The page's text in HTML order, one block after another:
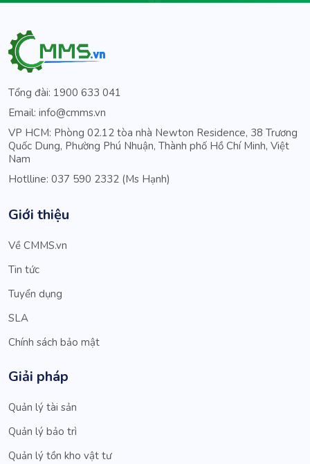
Tổng đài: 1900 633 041
Email: info@cmms.vn
VP HCM: Phòng 02.12 tòa nhà Newton Residence, 38 Trương
Quốc Dung, Phường Phú Nhuận, Thành phố Hồ Chí Minh, Việt
Nam
Hotlline: 037 590 2332 (Ms Hạnh)
Giới thiệu
Về CMMS.vn
Tin tức
Tuyển dụng
SLA
Chính sách bảo mật
Giải pháp
Quản lý tài sản
Quản lý bảo trì
Quản lý tồn kho vật tư